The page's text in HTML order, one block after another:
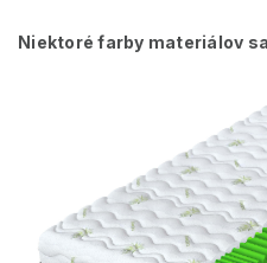
Niektoré farby materiálov